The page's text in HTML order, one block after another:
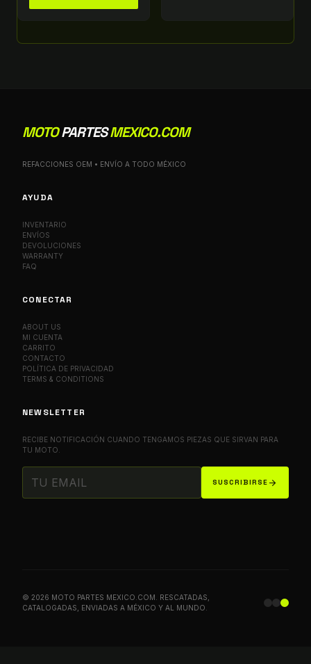
MOTOPARTESMEXICO.COM
REFACCIONES OEM • ENVÍO A TODO MÉXICO
AYUDA
INVENTARIO
ENVÍOS
DEVOLUCIONES
WARRANTY
FAQ
CONECTAR
ABOUT US
MI CUENTA
CARRITO
CONTACTO
POLÍTICA DE PRIVACIDAD
TERMS & CONDITIONS
NEWSLETTER
RECIBE NOTIFICACIÓN CUANDO TENGAMOS PIEZAS QUE SIRVAN PARA
TU MOTO.
SUSCRIBIRSE arrow_forward
© 2026 MOTO PARTES MEXICO.COM. RESCATADAS,
CATALOGADAS, ENVIADAS A MÉXICO Y AL MUNDO.